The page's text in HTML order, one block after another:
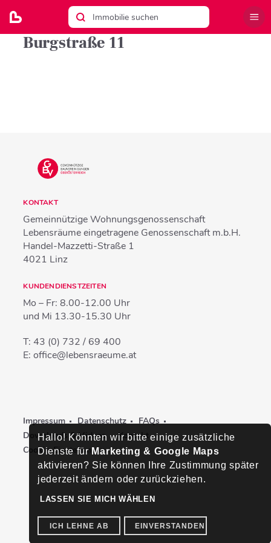
Burgstraße 11
KONTAKT
Gemeinnützige Wohnungsgenossenschaft
Lebensräume eingetragene Genossenschaft m.b.H.
Handel-Mazzetti-Straße 1
4021 Linz
KUNDENDIENSTZEITEN
Mo – Fr: 8.00-12.00 Uhr
und Mi 13.30-15.30 Uhr
T:43 (0) 732 / 69 400
E:office@lebensraeume.at
Impressum Datenschutz
FAQs
Downloads & Videos
Kontakt
Cookie-Einstellungen
Hallo! Könnten wir bitte einige zusätzliche
Dienste für Marketing & Google Maps
aktivieren? Sie können Ihre Zustimmung später
jederzeit ändern oder zurückziehen.
LASSEN SIE MICH WÄHLEN
ICH LEHNE AB EINVERSTANDEN